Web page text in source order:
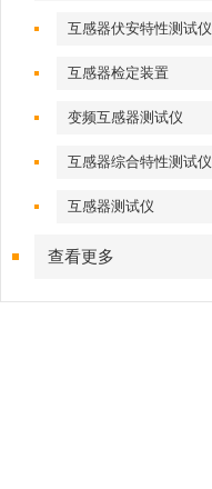
互感器伏安特性测试仪
互感器检定装置
变频互感器测试仪
互感器综合特性测试仪
互感器测试仪
查看更多